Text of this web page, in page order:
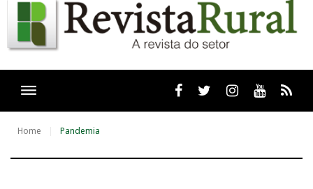
Facebooktwitter Instagram
Youtube
Home Pandemia